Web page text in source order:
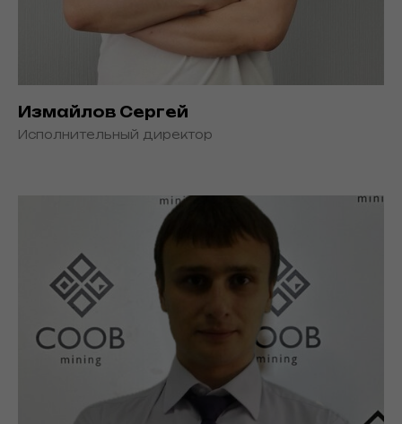
Измайлов Сергей
Исполнительный директор